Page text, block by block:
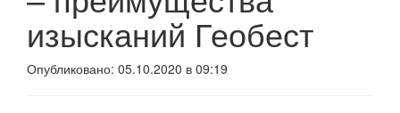
изысканий Геобест
Опубликовано: 05.10.2020 в 09:19